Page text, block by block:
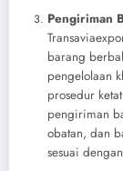
Pengiriman
barang
pengelolaan
prosedur
pengiriman
obatan, dan
sesuai